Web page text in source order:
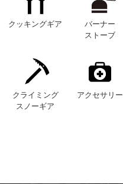
クッキングギア
バーナー
ストーブ
クライミング
スノーギア
アクセサリー